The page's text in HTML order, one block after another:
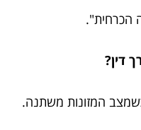
הכרחית".
המזונות משתנה.